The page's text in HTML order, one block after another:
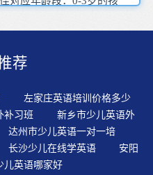
系列，也是孩子几乎看不
国教育的学习模式，培养
多了，渐渐就能表达了。学
而是在真实的英语环境中
提高幼儿学习英语的兴
信外教，外教不是神话，
从小就学习英语,不仅能帮
,还能培养他们学习英语的
荐
左家庄英语培训价格多少
补习班
新乡市少儿英语外
达州市少儿英语一对一培
长沙少儿在线学英语
安阳
儿英语哪家好